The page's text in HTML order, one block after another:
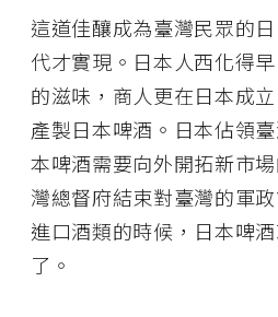
這道佳釀成為臺灣民眾的
代才實現。日本人西化得
的滋味，商人更在日本成
產製日本啤酒。日本佔領
本啤酒需要向外開拓新市
灣總督府結束對臺灣的軍
進口酒類的時候，日本啤
了。